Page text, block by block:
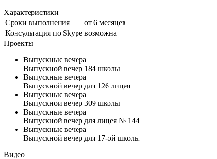
Характеристики
Сроки выполнения
от 6 месяцев
Консультация по Skype возможна
Проекты
Выпускные вечера
Выпускной вечер 184 школы
Выпускные вечера
Выпускной вечер для 126 лицея
Выпускные вечера
Выпускной вечер 309 школы
Выпускные вечера
Выпускной вечер для лицея № 144
Выпускные вечера
Выпускной вечер для 17-ой школы
Видео